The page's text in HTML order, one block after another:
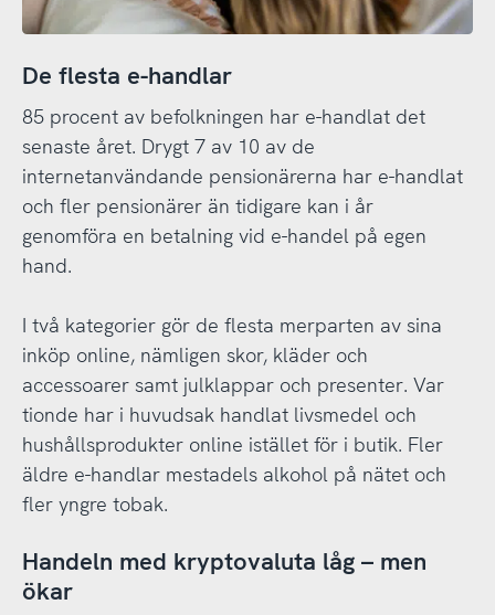
De flesta e-handlar
85 procent av befolkningen har e-handlat det
senaste året. Drygt 7 av 10 av de
internetanvändande pensionärerna har e-handlat
och fler pensionärer än tidigare kan i år
genomföra en betalning vid e-handel på egen
hand.
I två kategorier gör de flesta merparten av sina
inköp online, nämligen skor, kläder och
accessoarer samt julklappar och presenter. Var
tionde har i huvudsak handlat livsmedel och
hushållsprodukter online istället för i butik. Fler
äldre e-handlar mestadels alkohol på nätet och
fler yngre tobak.
Handeln med kryptovaluta låg – men
ökar